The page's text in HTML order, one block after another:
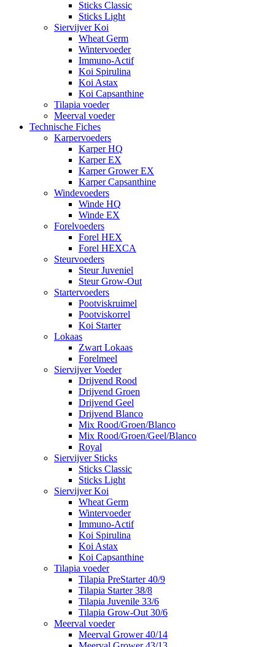
Sticks Classic
Sticks Light
Siervijver Koi
Wheat Germ
Wintervoeder
Immuno-Actif
Koi Spirulina
Koi Astax
Koi Capsanthine
Tilapia voeder
Meerval voeder
Technische Fiches
Karpervoeders
Karper HQ
Karper EX
Karper Grower EX
Karper Capsanthine
Windevoeders
Winde HQ
Winde EX
Forelvoeders
Forel HEX
Forel HEXCA
Steurvoeders
Steur Juveniel
Steur Grow-Out
Startervoeders
Pootviskruimel
Pootviskorrel
Koi Starter
Lokaas
Zwart Lokaas
Forelmeel
Siervijver Voeder
Drijvend Rood
Drijvend Groen
Drijvend Geel
Drijvend Blanco
Mix Rood/Groen/Blanco
Mix Rood/Groen/Geel/Blanco
Royal
Siervijver Sticks
Sticks Classic
Sticks Light
Siervijver Koi
Wheat Germ
Wintervoeder
Immuno-Actif
Koi Spirulina
Koi Astax
Koi Capsanthine
Tilapia voeder
Tilapia PreStarter 40/9
Tilapia Starter 38/8
Tilapia Juvenile 33/6
Tilapia Grow-Out 30/6
Meerval voeder
Meerval Grower 40/14